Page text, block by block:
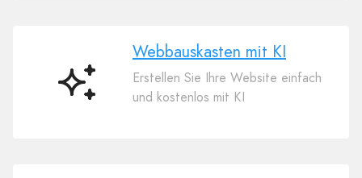
Webbauskasten
Webbauskasten mit KI
Erstellen Sie Ihre Website einfach
und kostenlos mit KI